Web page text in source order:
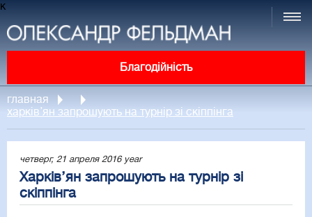
к
Благодійність
главная
харків’ян запрошують на турнір зі скіппінга
четверг, 21 апреля 2016 year
Харків’ян запрошують на турнір зі
скіппінга